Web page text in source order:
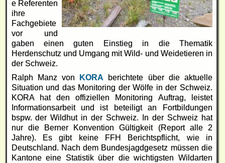
e Referenten
ihre
Fachgebiete
vor und
gaben einen guten Einstieg in die Thematik
Herdenschutz und Umgang mit Wild- und Weidetieren in
der Schweiz.
Ralph Manz von
KORA berichtete über die aktuelle
Situation und das Monitoring der Wölfe in der Schweiz.
KORA hat den offiziellen Monitoring Auftrag, leistet
Informationsarbeit und ist beteiligt an Fortbildungen
bspw. der Wildhut in der Schweiz. In der Schweiz hat
nur die Berner Konvention Gültigkeit (Report alle 2
Jahre). Es gibt keine FFH Berichtspflicht, wie in
Deutschland. Nach dem Bundesjagdgesetz müssen die
Kantone eine Statistik über die wichtigsten Wildarten